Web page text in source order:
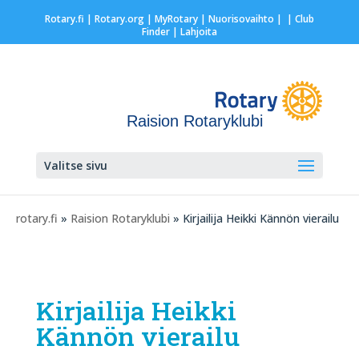
Rotary.fi | Rotary.org| MyRotary | Nuorisovaihto | | Club
Finder| Lahjoita
Raision Rotaryklubi
Valitse sivu
rotary.fi » Raision Rotaryklubi » Kirjailija Heikki Kännön vierailu
Kirjailija Heikki
Kännön vierailu